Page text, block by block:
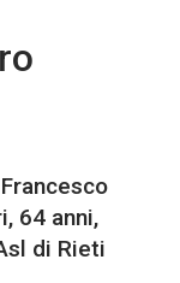
64 anni,
di Rieti